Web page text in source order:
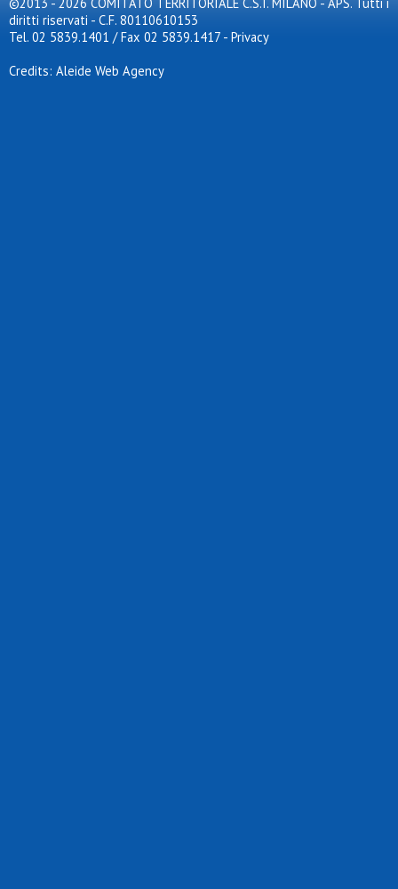
diritti riservati - C.F. 80110610153
Tel. 02 5839.1401 / Fax 02 5839.1417 - Privacy
Credits: Aleide Web Agency